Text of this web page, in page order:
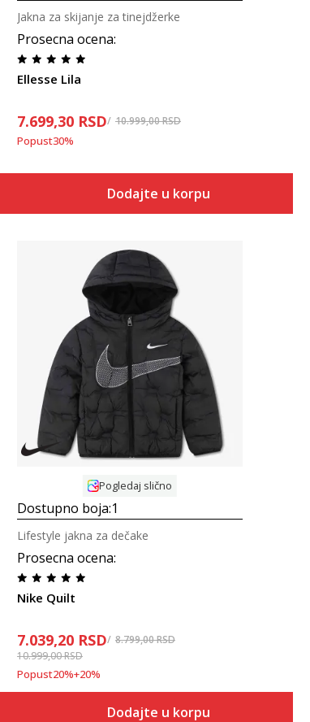
Prosecna ocena:
Ellesse Lila
Jakna za skijanje za tinejdžerke
7.699,30 RSD 10.999,00RSD
Popust30%
Dodajte u korpu
Uporedi
Pogledaj slično
Dostupno boja:1
Prosecna ocena:
Nike Quilt
Lifestyle jakna za dečake
7.039,20 RSD 8.799,00RSD
10.999,00RSD
Popust20%+20%
Dodajte u korpu